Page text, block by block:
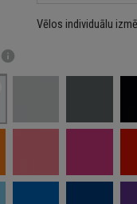
mm
Maksimālais izmērs: 1000
Vēlos individuālu
info